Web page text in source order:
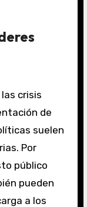
crisis
de
suelen
Por
público
pueden
a los